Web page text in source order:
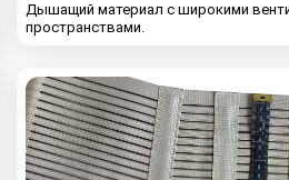
Дышащий материал с широкими
пространствами.